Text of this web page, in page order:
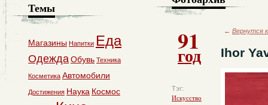
91
год
Тэг:
Искусство
← Вернутся
Ihor
Темы
Магазины Напитки Еда
ОдеждаОбувь Техника
Косметика Автомобили
Достижения Наука Космос